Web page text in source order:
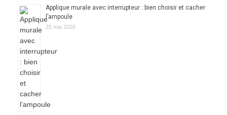
Applique murale avec interrupteur : bien choisir et cacher
l’ampoule
25 mai 2026